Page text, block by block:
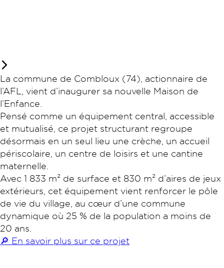
La commune de Combloux (74), actionnaire de
l’AFL, vient d’inaugurer sa nouvelle Maison de
l’Enfance.
Pensé comme un équipement central, accessible
et mutualisé, ce projet structurant regroupe
désormais en un seul lieu une crèche, un accueil
périscolaire, un centre de loisirs et une cantine
maternelle.
Avec 1 833 m² de surface et 830 m² d’aires de jeux
extérieurs, cet équipement vient renforcer le pôle
de vie du village, au cœur d’une commune
dynamique où 25 % de la population a moins de
20 ans.
🔎 En savoir plus sur ce projet